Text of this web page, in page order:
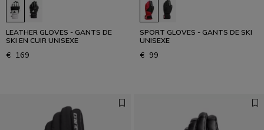
LEATHER GLOVES - GANTS DE
SKI EN CUIR UNISEXE
€ 169
SPORT GLOVES - GANTS DE SKI
UNISEXE
€ 99